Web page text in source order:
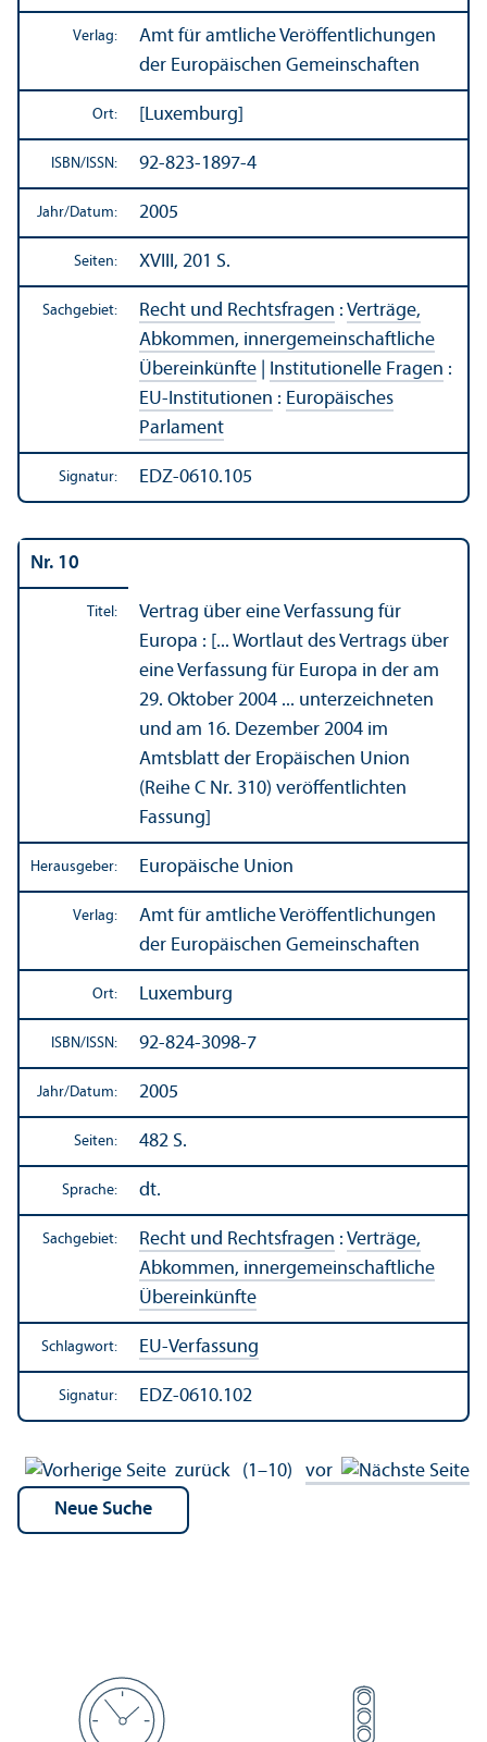
Verlag:
Amt für amtliche Veröffentlichungen
der Europäischen Gemeinschaften
Ort: [Luxemburg]
ISBN/ ISSN: 92-823-1897-4
Jahr/Datum: 2005
Seiten: XVIII, 201 S.
Sachgebiet: Recht und Rechts­fragen : Verträge,
Abkommen, innergemeinschaft­liche
Über­einkünfte
Institutionelle Fragen :
EU-Institutionen : Europäisches
Parlament
Signatur: EDZ-0610.105
Nr. 10
Titel:
Vertrag über eine Verfassung für
Europa : [... Wortlaut des Vertrags über
eine Verfassung für Europa in der am
29. Oktober 2004 ... unter­zeichneten
und am 16. Dezember 2004 im
Amtsblatt der Eropäischen Union
(Reihe C Nr. 310) veröffentlichten
Fassung]
Herausgeber: Europäische Union
Verlag:
Amt für amtliche Veröffentlichungen
der Europäischen Gemeinschaften
Ort: Luxemburg
ISBN/ ISSN: 92-824-3098-7
Jahr/Datum: 2005
Seiten: 482 S.
Sprache: dt.
Sachgebiet: Recht und Rechts­fragen : Verträge,
Abkommen, innergemeinschaft­liche
Über­einkünfte
Schlagwort: EU-Verfassung
Signatur: EDZ-0610.102
zurück (1–10) vor